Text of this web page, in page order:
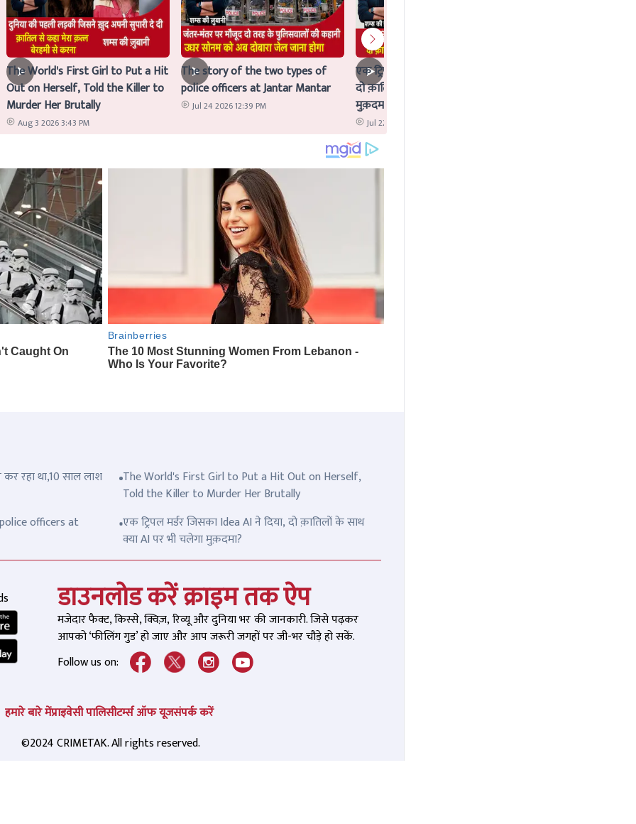
The World's First Girl to Put a Hit
Out on Herself, Told the Killer to
Murder Her Brutally
Aug 3 2026 3:43 PM
The story of the two types of
police officers at Jantar Mantar
Jul 24 2026 12:39 PM
एक ट्रिपल मर्डर जिसका Idea AI ने दिया,
दो क़ातिलों के साथ क्या AI पर भी चलेगा
मुक़दमा?
Jul 22 2026 12:02 PM
रहा था,10 साल लाश
The World's First Girl to Put a Hit Out on Herself,
Told the Killer to Murder Her Brutally
officers at
एक ट्रिपल मर्डर जिसका Idea AI ने दिया, दो क़ातिलों के साथ
क्या AI पर भी चलेगा मुक़दमा?
डाउनलोड करें क्राइम तक ऐप
मजेदार फैक्ट, किस्से, क्विज़, रिव्यू और दुनिया भर की जानकारी. जिसे पढ़कर
आपको ‘फीलिंग गुड’ हो जाए और आप जरूरी जगहों पर जी-भर चौड़े हो सकें.
Follow us on:
हमारे बारे मेंप्राइवेसी पालिसीटर्म्स ऑफ यूजसंपर्क करें
©2024 CRIMETAK. All rights reserved.